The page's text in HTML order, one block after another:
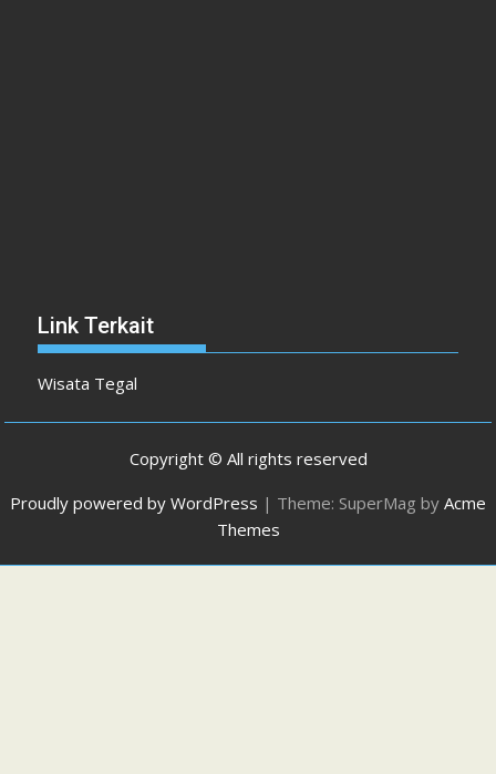
Link Terkait
Wisata Tegal
Copyright © All rights reserved
Proudly powered by WordPress | Theme: SuperMag by Acme
Themes